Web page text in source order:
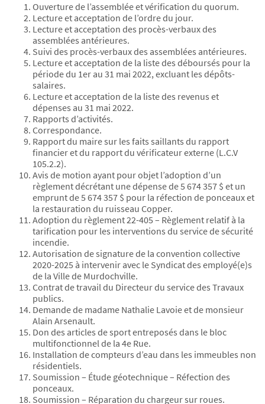
Ouverture de l’assemblée et vérification du quorum.
Lecture et acceptation de l’ordre du jour.
Lecture et acceptation des procès-verbaux des
assemblées antérieures.
Suivi des procès-verbaux des assemblées antérieures.
Lecture et acceptation de la liste des déboursés pour la
période du 1er au 31 mai 2022, excluant les dépôts-
salaires.
Lecture et acceptation de la liste des revenus et
dépenses au 31 mai 2022.
Rapports d’activités.
Correspondance.
Rapport du maire sur les faits saillants du rapport
financier et du rapport du vérificateur externe (L.C.V
105.2.2).
Avis de motion ayant pour objet l’adoption d’un
règlement décrétant une dépense de 5 674 357 $ et un
emprunt de 5 674 357 $ pour la réfection de ponceaux et
la restauration du ruisseau Copper.
Adoption du règlement 22-405 – Règlement relatif à la
tarification pour les interventions du service de sécurité
incendie.
Autorisation de signature de la convention collective
2020-2025 à intervenir avec le Syndicat des employé(e)s
de la Ville de Murdochville.
Contrat de travail du Directeur du service des Travaux
publics.
Demande de madame Nathalie Lavoie et de monsieur
Alain Arsenault.
Don des articles de sport entreposés dans le bloc
multifonctionnel de la 4e Rue.
Installation de compteurs d’eau dans les immeubles non
résidentiels.
Soumission – Étude géotechnique – Réfection des
ponceaux.
Soumission – Réparation du chargeur sur roues.